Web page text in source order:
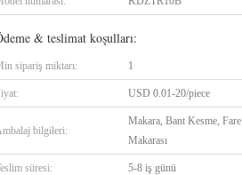
& teslimat koşulları:
sipariş miktarı: 1
USD 0.01-20/piece
bilgileri:
Makara, Bant Kesme, Fare
Makarası
süresi: 5-8 iş günü